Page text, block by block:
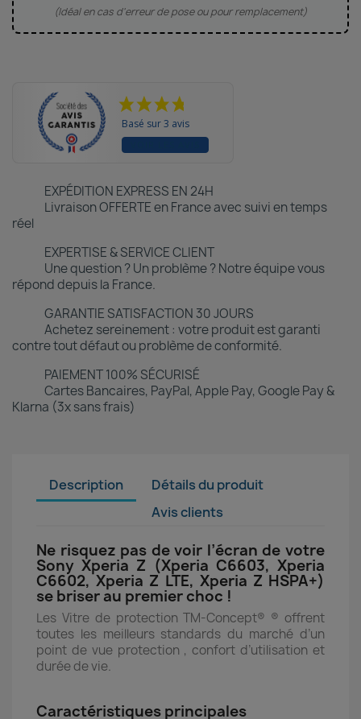
(Idéal en cas d'erreur de pose ou pour remplacement)
Basé sur 3 avis
EXPÉDITION EXPRESS EN 24H
Livraison OFFERTE en France avec suivi en temps
réel
EXPERTISE & SERVICE CLIENT
Une question ? Un problème ? Notre équipe vous
répond depuis la France.
GARANTIE SATISFACTION 30 JOURS
Achetez sereinement : votre produit est garanti
contre tout défaut ou problème de conformité.
PAIEMENT 100% SÉCURISÉ
Cartes Bancaires, PayPal, Apple Pay, Google Pay &
Klarna (3x sans frais)
Description
Détails du produit
Avis clients
Ne risquez pas de voir l’écran de votre
Sony Xperia Z (Xperia C6603, Xperia
C6602, Xperia Z LTE, Xperia Z HSPA+)
se briser au premier choc !
Les Vitre de protection TM-Concept® ® offrent
toutes les meilleurs standards du marché d’un
point de vue protection , confort d’utilisation et
durée de vie.
Caractéristiques principales